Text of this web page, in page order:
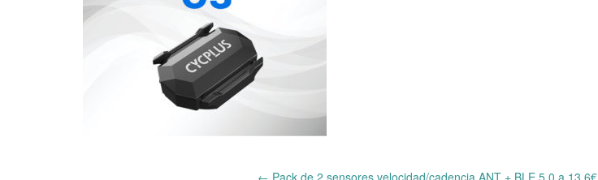
← Pack de 2 sensores velocidad/cadencia ANT + BLE 5,0 a 13,6€